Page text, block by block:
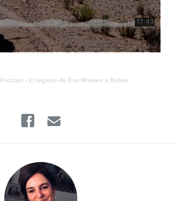
Podcast - El regreso de Evo Morales a Bolivia
Facebook